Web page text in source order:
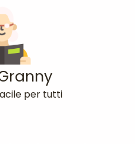
per tutti